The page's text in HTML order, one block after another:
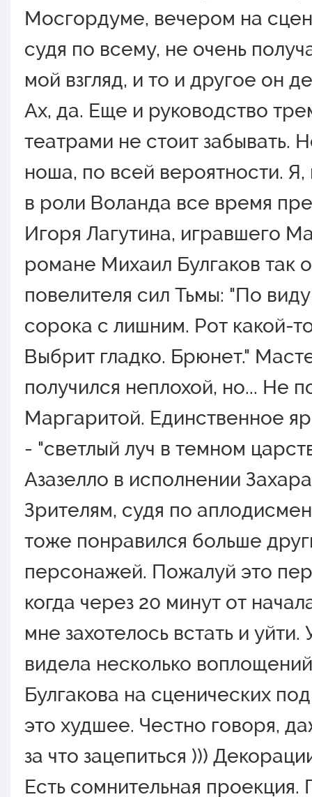
Мосгордуме, вечером на
судя по всему, не очень
мой взгляд, и то и другое он
Ах, да. Еще и руководство
театрами не стоит забывать.
ноша, по всей вероятности.
в роли Воланда все время
Игоря Лагутина, игравшего
романе Михаил Булгаков так
повелителя сил Тьмы: "По
сорока с лишним. Рот какой-
Выбрит гладко. Брюнет."
получился неплохой, но... Не
Маргаритой. Единственное
- "светлый луч в темном
Азазелло в исполнении
Зрителям, судя по
тоже понравился больше
персонажей. Пожалуй это
когда через 20 минут от
мне захотелось встать и
видела несколько
Булгакова на сценических
это худшее. Честно говоря,
за что зацепиться )))
Есть сомнительная проекция.